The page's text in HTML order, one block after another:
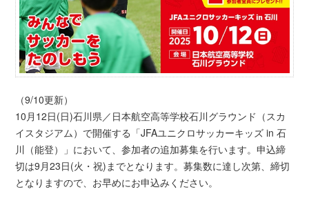
（9/10更新）
10月12日(日)石川県／日本航空高等学校石川グラウンド（スカ
イスタジアム）で開催する「JFAユニクロサッカーキッズ in 石
川（能登）」において、参加者の追加募集を行います。申込締
切は9月23日(火・祝)までとなります。募集数に達し次第、締切
となりますので、お早めにお申込みください。